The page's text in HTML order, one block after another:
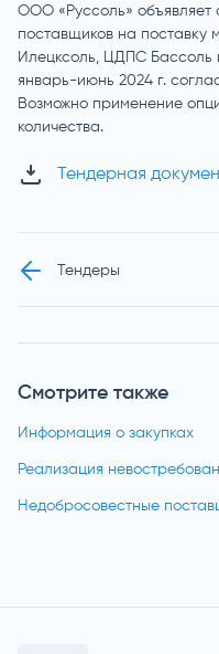
Смотрите также
Информация о закупках
Реализация
Недобросовестные
ООО «Руссоль» объявляет
поставщиков на поставку
Илецксоль, ЦДПС
январь-июнь 2024 г.
Возможно применение
количества.
Тендерная
Тендеры